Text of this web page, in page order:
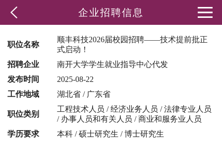
企业招聘信息
职位名称
顺丰科技2026届校园招聘——技术提前批正
式启动！
招聘企业
南开大学学生就业指导中心代发
发布时间
2025-08-22
工作地域
湖北省 / 广东省
职位类别
工程技术人员 / 经济业务人员 / 法律专业人员
/ 办事人员和有关人员 / 商业和服务业人员
学历要求
本科 / 硕士研究生 / 博士研究生